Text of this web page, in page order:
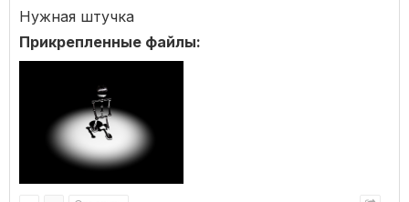
Нужная штучка
Прикрепленные файлы: